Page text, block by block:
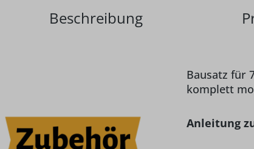
Beschreibung
Bausatz für
komplett
Anleitung